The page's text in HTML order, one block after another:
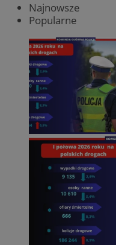
Najnowsze
Popularne